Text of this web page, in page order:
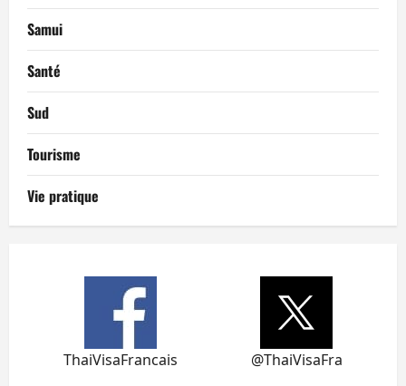
Samui
Santé
Sud
Tourisme
Vie pratique
ThaiVisaFrancais @ThaiVisaFra